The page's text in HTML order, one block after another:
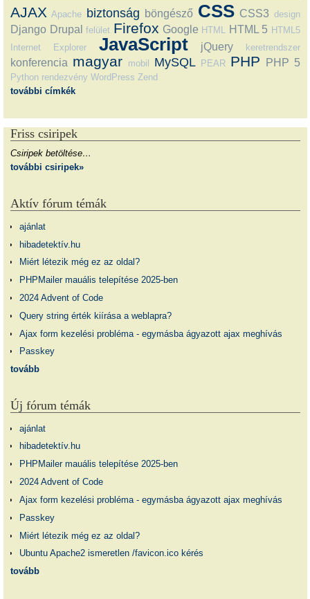
AJAX Apache biztonság böngésző CSS CSS3 design
Django Drupal felület Firefox Google HTML HTML 5 HTML5
Internet Explorer
JavaScript jQuery keretrendszer
konferencia magyar mobil MySQL PEAR PHP PHP 5
Python rendezvény WordPress Zend
további címkék
Friss csiripek
Csiripek betöltése…
további csiripek»
Aktív fórum témák
ajánlat
hibadetektív.hu
Miért létezik még ez az oldal?
PHPMailer mauális telepítése 2025-ben
2024 Advent of Code
Query string érték kiírása a weblapra?
Ajax form kezelési probléma - egymásba ágyazott ajax meghívás
Passkey
tovább
Új fórum témák
ajánlat
hibadetektív.hu
PHPMailer mauális telepítése 2025-ben
2024 Advent of Code
Ajax form kezelési probléma - egymásba ágyazott ajax meghívás
Passkey
Miért létezik még ez az oldal?
Ubuntu Apache2 ismeretlen /favicon.ico kérés
tovább